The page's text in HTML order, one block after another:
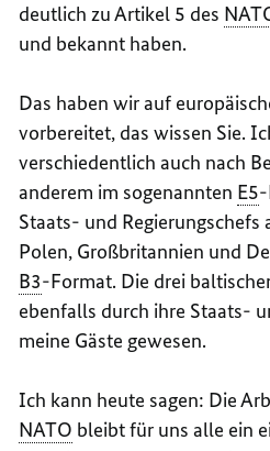
deutlich zu Artikel 5 des
und bekannt haben.
Das haben wir auf
vorbereitet, das wissen Sie.
verschiedentlich auch nach
anderem im sogenannten E5
Staats- und Regierungschefs
Polen, Großbritannien und
B3-Format. Die drei
ebenfalls durch ihre Staats-
meine Gäste gewesen.
Ich kann heute sagen: Die
NATO bleibt für uns alle ein